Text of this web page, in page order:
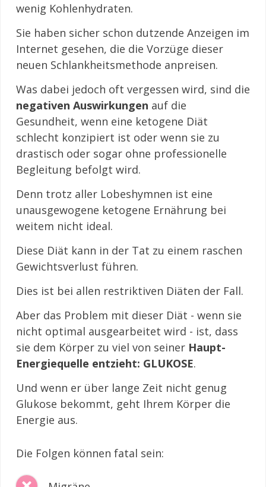
wenig Kohlenhydraten.
Sie haben sicher schon dutzende Anzeigen im
Internet gesehen, die die Vorzüge dieser
neuen Schlankheitsmethode anpreisen.
Was dabei jedoch oft vergessen wird, sind die
negativen Auswirkungen auf die
Gesundheit, wenn eine ketogene Diät
schlecht konzipiert ist oder wenn sie zu
drastisch oder sogar ohne professionelle
Begleitung befolgt wird.
Denn trotz aller Lobeshymnen ist eine
unausgewogene ketogene Ernährung bei
weitem nicht ideal.
Diese Diät kann in der Tat zu einem raschen
Gewichtsverlust führen.
Dies ist bei allen restriktiven Diäten der Fall.
Aber das Problem mit dieser Diät - wenn sie
nicht optimal ausgearbeitet wird - ist, dass
sie dem Körper zu viel von seiner Haupt-
Energiequelle entzieht: GLUKOSE.
Und wenn er über lange Zeit nicht genug
Glukose bekommt, geht Ihrem Körper die
Energie aus.
Die Folgen können fatal sein: